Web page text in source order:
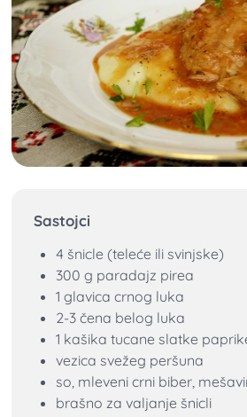
Sastojci
4 šnicle (teleće ili svinjske)
300 g paradajz pirea
1 glavica crnog luka
2-3 čena belog luka
1 kašika tucane slatke
vezica svežeg peršuna
so, mleveni crni biber,
brašno za valjanje šnicli